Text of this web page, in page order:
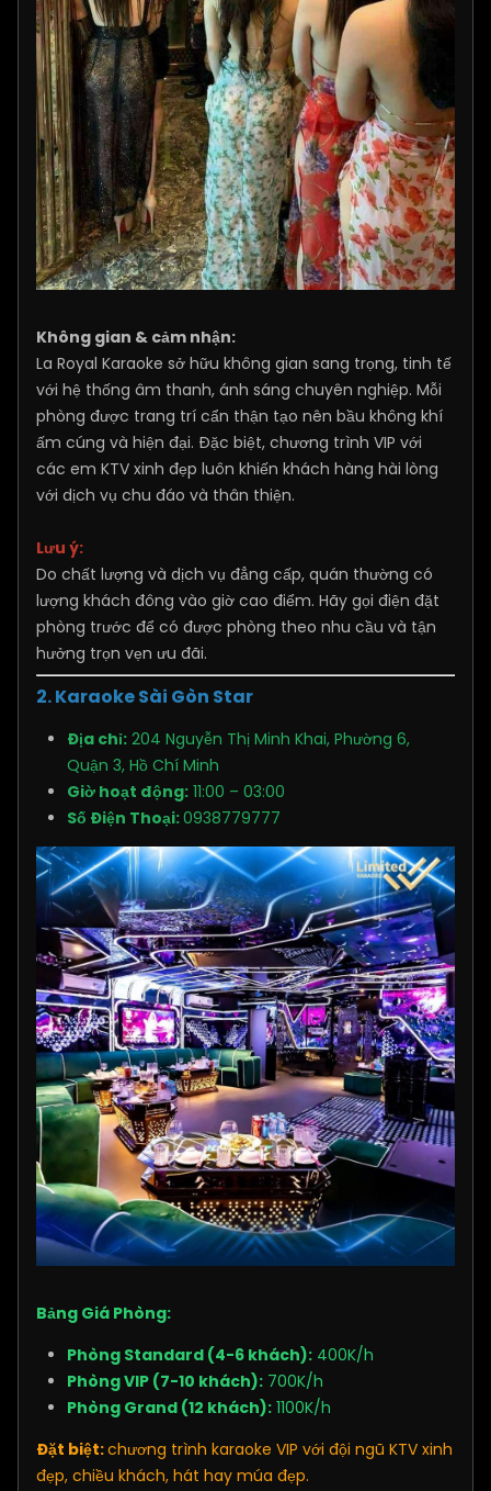
Không gian & cảm nhận:
La Royal Karaoke sở hữu không gian sang trọng, tinh tế
với hệ thống âm thanh, ánh sáng chuyên nghiệp. Mỗi
phòng được trang trí cẩn thận tạo nên bầu không khí
ấm cúng và hiện đại. Đặc biệt, chương trình VIP với
các em KTV xinh đẹp luôn khiến khách hàng hài lòng
với dịch vụ chu đáo và thân thiện.
Lưu ý:
Do chất lượng và dịch vụ đẳng cấp, quán thường có
lượng khách đông vào giờ cao điểm. Hãy gọi điện đặt
phòng trước để có được phòng theo nhu cầu và tận
hưởng trọn vẹn ưu đãi.
2. Karaoke Sài Gòn Star
Địa chỉ: 204 Nguyễn Thị Minh Khai, Phường 6,
Quận 3, Hồ Chí Minh
Giờ hoạt động: 11:00 – 03:00
Số Điện Thoại:0938779777
Bảng Giá Phòng:
Phòng Standard (4-6 khách): 400K/h
Phòng VIP (7-10 khách): 700K/h
Phòng Grand (12 khách): 1100K/h
Đặt biệt:​chương trình karaoke VIP với đội ngũ KTV xinh
đẹp, chiều khách, hát hay múa đẹp.